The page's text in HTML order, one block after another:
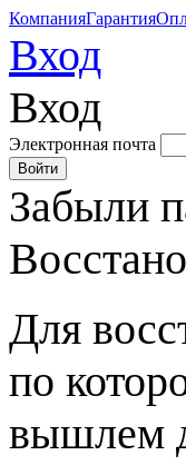
КомпанияГарантия
Вход
Вход
Электронная почта
Забыли
Для
по
вышлем